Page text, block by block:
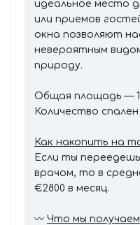
идеальное место
или приемов
окна позволяют
невероятным
природу.
Общая площадь —
Количество
Как накопить на
Если ты
врачом, то в
€2800 в месяц.
〰️ Что мы